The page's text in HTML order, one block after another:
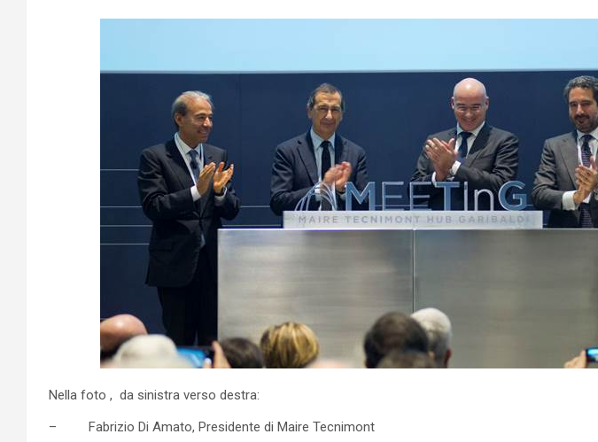
Nella foto , da sinistra verso destra:
– Fabrizio Di Amato, Presidente di Maire Tecnimont